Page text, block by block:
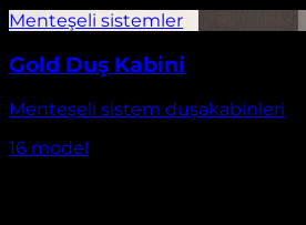
Gold Duş Kabini
Menteşeli sistem duşakabinleri
16 model